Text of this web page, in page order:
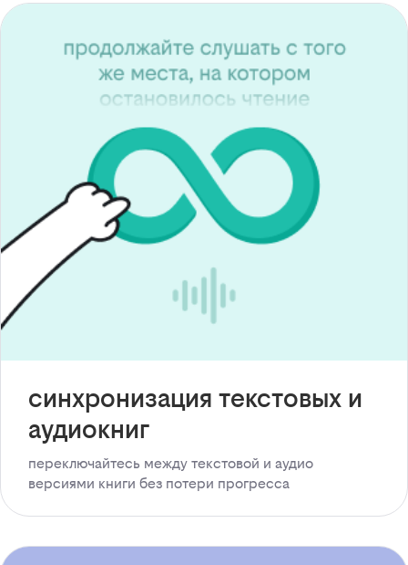
синхронизация текстовых и
аудиокниг
переключайтесь между текстовой и аудио
версиями книги без потери прогресса